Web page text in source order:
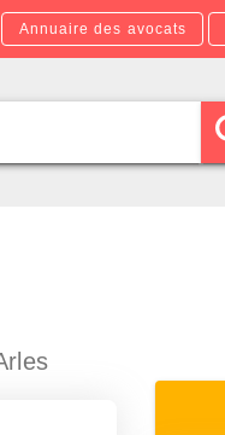
Annuaire des avocats